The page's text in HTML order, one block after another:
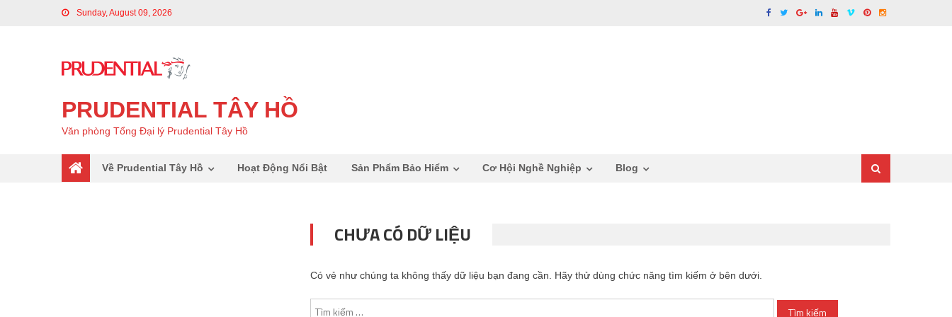
Sunday, August 09, 2026
PRUDENTIAL TÂY HỒ
Văn phòng Tổng Đại lý Prudential Tây Hồ
Về Prudential Tây Hồ Hoạt Động Nổi Bật Sản Phẩm Bảo Hiểm Cơ Hội Nghề Nghiệp Blog
CHƯA CÓ DỮ LIỆU
Có vẻ như chúng ta không thấy dữ liệu bạn đang cần. Hãy thử dùng chức năng tìm kiếm ở bên dưới.
Tìm kiếm cho: